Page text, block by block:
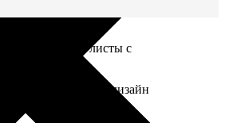
обложка+листы с
стандартная, дизайн